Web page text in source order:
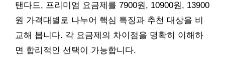
탠다드, 프리미엄 요금제를 7900원, 10900원, 13900
원 가격대별로 나누어 핵심 특징과 추천 대상을 비
교해 봅니다. 각 요금제의 차이점을 명확히 이해하
면 합리적인 선택이 가능합니다.